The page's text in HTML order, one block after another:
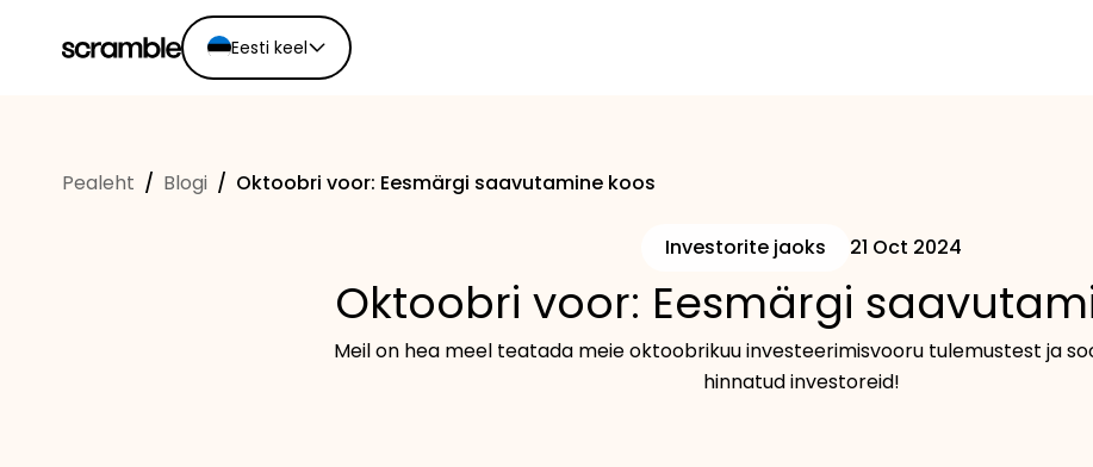
Eesti keel
Español
Pealeht / Blogi / Oktoobri voor: Eesmärgi saavutamine koos
Investorite jaoks 21 Oct 2024
Oktoobri voor: Eesmärgi
Meil on hea meel teatada meie oktoobrikuu investeerimisvooru tulemustest ja
hinnatud investoreid!